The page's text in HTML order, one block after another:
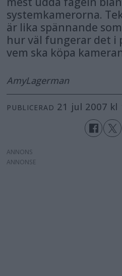
systemkamerorna.
är lika spännande
hur väl fungerar det i
vem ska köpa
AmyLagerman
PUBLICERAD 21 jul 2007 kl
ANNONS